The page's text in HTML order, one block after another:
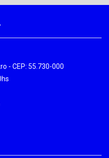
- CEP: 55.730-000